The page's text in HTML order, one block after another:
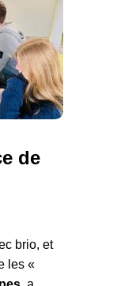
de
brio, et
les «